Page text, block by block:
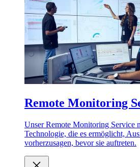
Remote Monitoring
Unser Remote Monitoring Service
Technologie, die es ermöglicht,
vorherzusagen, bevor sie auftreten.